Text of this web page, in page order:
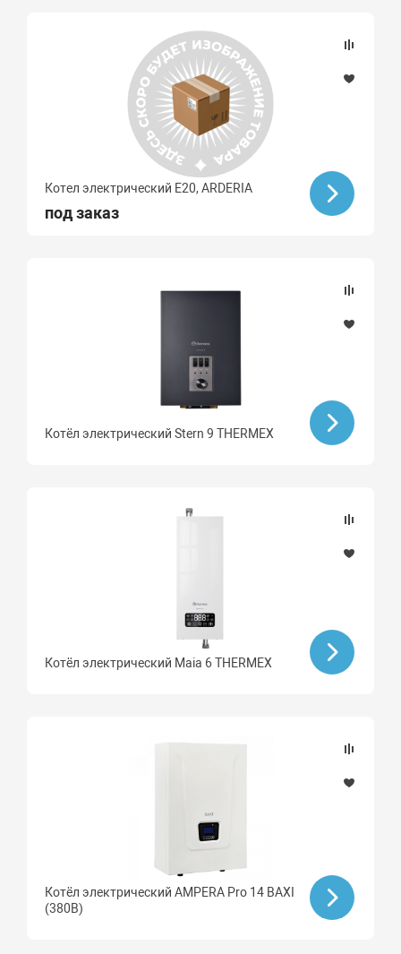
Котел электрический E20, ARDERIA
под заказ
Котёл электрический Stern 9 THERMEX
Котёл электрический Maia 6 THERMEX
Котёл электрический AMPERA Pro 14 BAXI
(380В)